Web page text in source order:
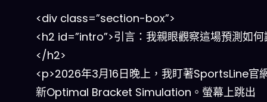
<div class=”section-box”>
<h2 id=”intro”>引言：我親眼觀察這場預測如何
</h2>
<p>2026年3月16日晚上，我盯著SportsLine官
新Optimal Bracket Simulation。螢幕上跳出